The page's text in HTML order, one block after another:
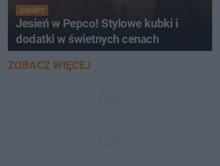
ZAKUPY
Jesień w Pepco! Stylowe kubki i
dodatki w świetnych cenach
ZOBACZ WIĘCEJ